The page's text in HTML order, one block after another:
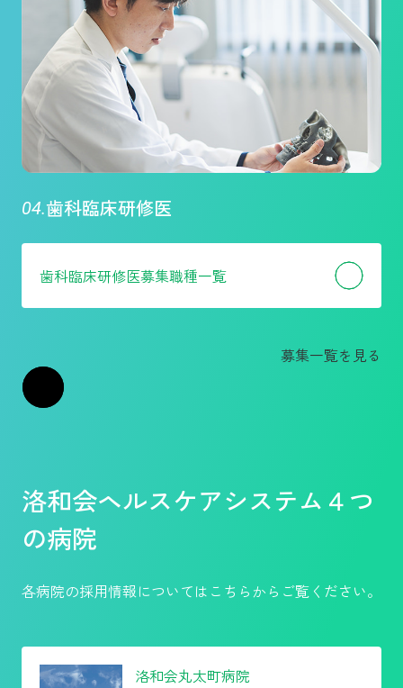
歯科臨床研修医
歯科臨床研修医募集職種一覧
募集一覧を見る
洛和会ヘルスケアシステム４つ
の病院
各病院の採用情報についてはこちらからご覧ください。
洛和会丸太町病院